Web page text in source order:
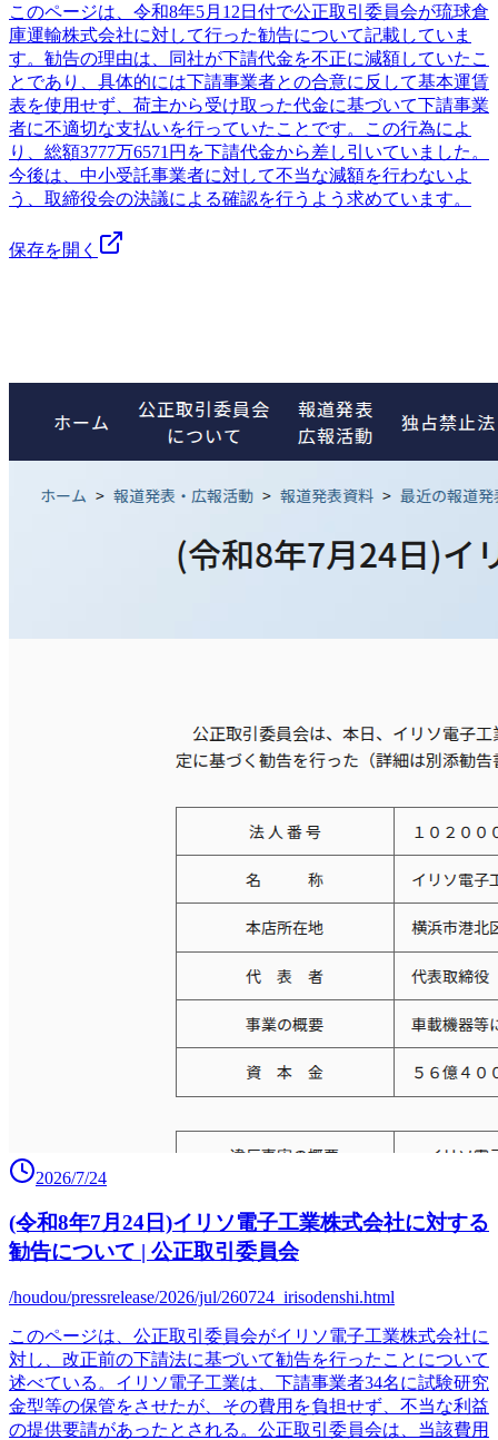
このページは、令和8年5月12日付で公正取引委員会が琉球倉
庫運輸株式会社に対して行った勧告について記載していま
す。勧告の理由は、同社が下請代金を不正に減額していたこ
とであり、具体的には下請事業者との合意に反して基本運賃
表を使用せず、荷主から受け取った代金に基づいて下請事業
者に不適切な支払いを行っていたことです。この行為によ
り、総額3777万6571円を下請代金から差し引いていました。
今後は、中小受託事業者に対して不当な減額を行わないよ
う、取締役会の決議による確認を行うよう求めています。
保存を開く
2026/7/24
(令和8年7月24日)イリソ電子工業株式会社に対する
勧告について | 公正取引委員会
/houdou/pressrelease/2026/jul/260724_irisodenshi.html
このページは、公正取引委員会がイリソ電子工業株式会社に
対し、改正前の下請法に基づいて勧告を行ったことについて
述べている。イリソ電子工業は、下請事業者34名に試験研究
金型等の保管をさせたが、その費用を負担せず、不当な利益
の提供要請があったとされる。公正取引委員会は、当該費用